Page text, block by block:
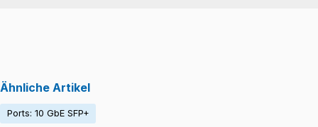
Ähnliche Artikel
Ports: 10 GbE SFP+